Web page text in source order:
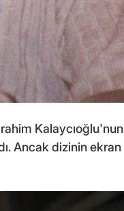
Kalaycıoğlu'nun
Ancak dizinin ekran